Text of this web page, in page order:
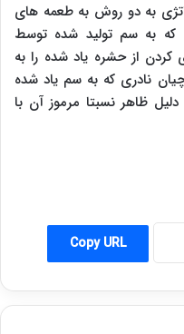
به دو روش به طعمه های
که به سم تولید شده توسط
از حشره یاد شده را به
نادری که به سم یاد شده
ظاهر نسبتا مرموز آن با
Copy URL